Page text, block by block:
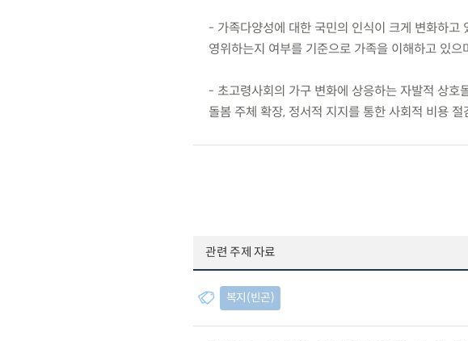
- 가족다양성에 대한 국민의 인식이 크게 변화하고
영위하는지 여부를 기준으로 가족을 이해하고 있
- 초고령사회의 가구 변화에 상응하는 자발적 상호
돌봄 주체 확장, 정서적 지지를 통한 사회적 비용
관련 주제 자료
복지(빈곤)